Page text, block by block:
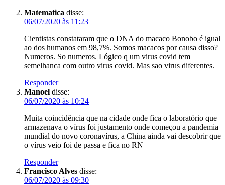
Matematica disse:
06/07/2020 às 11:23
Cientistas constataram que o DNA do macaco Bonobo é igual
ao dos humanos em 98,7%. Somos macacos por causa disso?
Numeros. So numeros. Lógico q um virus covid tem
semelhanca com outro virus covid. Mas sao virus diferentes.
Responder
Manoel disse:
06/07/2020 às 10:24
Muita coincidência que na cidade onde fica o laboratório que
armazenava o vírus foi justamento onde começou a pandemia
mundial do novo coronavírus, a China ainda vai descobrir que
o vírus veio foi de passa e fica no RN
Responder
Francisco Alves disse:
06/07/2020 às 09:30